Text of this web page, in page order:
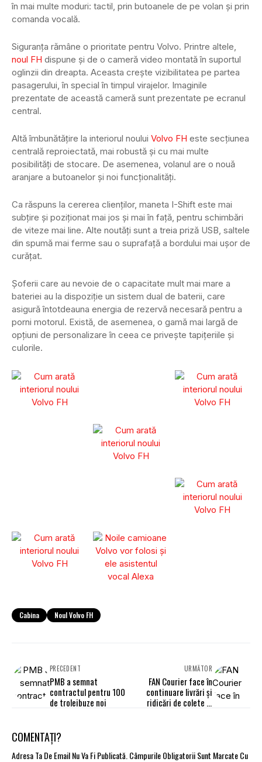
în mai multe moduri: tactil, prin butoanele de pe volan și prin
comanda vocală.
Siguranța rămâne o prioritate pentru Volvo. Printre altele,
noul FH dispune și de o cameră video montată în suportul
oglinzii din dreapta. Aceasta crește vizibilitatea pe partea
pasagerului, în special în timpul virajelor. Imaginile
prezentate de această cameră sunt prezentate pe ecranul
central.
Altă îmbunătățire la interiorul noului Volvo FH este secțiunea
centrală reproiectată, mai robustă și cu mai multe
posibilități de stocare. De asemenea, volanul are o nouă
aranjare a butoanelor și noi funcționalități.
Ca răspuns la cererea clienților, maneta I-Shift este mai
subțire și poziționat mai jos și mai în față, pentru schimbări
de viteze mai line. Alte noutăți sunt a treia priză USB, saltele
din spumă mai ferme sau o suprafață a bordului mai ușor de
curățat.
Șoferii care au nevoie de o capacitate mult mai mare a
bateriei au la dispoziție un sistem dual de baterii, care
asigură întotdeauna energia de rezervă necesară pentru a
porni motorul. Există, de asemenea, o gamă mai largă de
opțiuni de personalizare în ceea ce privește tapițeriile și
culorile.
Cabina Noul Volvo FH
PRECEDENT
PMB a semnat
contractul pentru 100
de troleibuze noi
URMĂTOR
FAN Courier face în
continuare livrări și
ridicări de colete la
COMENTAȚI?
Adresa Ta De Email Nu Va Fi Publicată. Câmpurile Obligatorii Sunt Marcate Cu